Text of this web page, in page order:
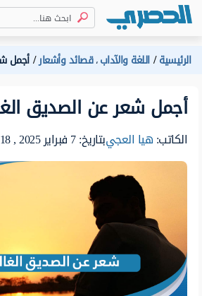
الرئيسية اللغة والآداب،قصائد وأشعار أجمل
أجمل شعر عن الصديق
الكاتب:هيا العجيبتاريخ: 7 فبراير 2025 , 11:18